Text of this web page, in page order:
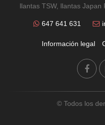
llantas TSW, llantas
647 641 631
Información legal
© Todos los